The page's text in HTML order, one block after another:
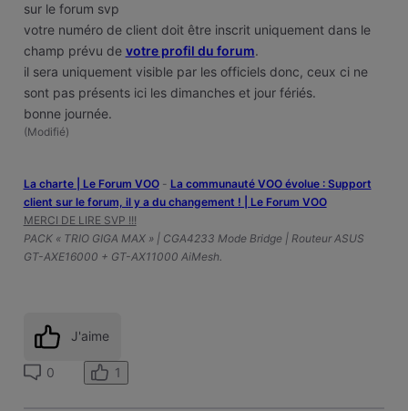
sur le forum svp
votre numéro de client doit être inscrit uniquement dans le
champ prévu de votre profil du forum.
il sera uniquement visible par les officiels donc, ceux ci ne
sont pas présents ici les dimanches et jour fériés.
bonne journée.
(Modifié)
La charte | Le Forum VOO- ‎La communauté VOO évolue : Support
client sur le forum, il y a du changement ! | Le Forum VOO
MERCI DE LIRE SVP !!!
PACK « TRIO GIGA MAX » | CGA4233 Mode Bridge | Routeur ASUS
GT-AXE16000 + GT-AX11000 AiMesh.
J'aime
0 1